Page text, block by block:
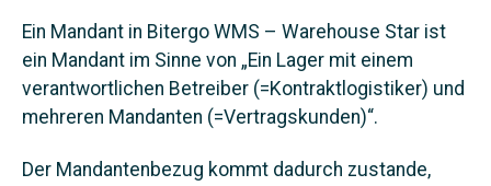
Ein Mandant in Bitergo WMS – Warehouse Star ist
ein Mandant im Sinne von „Ein Lager mit einem
verantwortlichen Betreiber (=Kontraktlogistiker) und
mehreren Mandanten (=Vertragskunden)“.
Der Mandantenbezug kommt dadurch zustande,